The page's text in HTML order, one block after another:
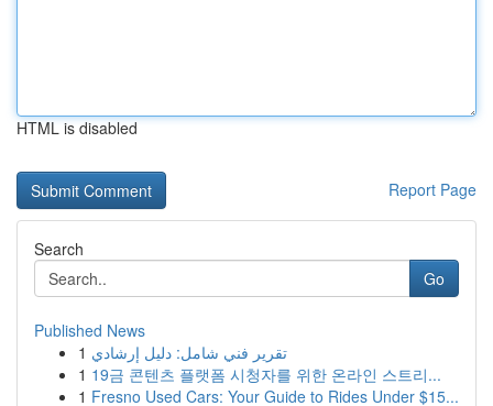
HTML is disabled
Report Page
Search
Go
Published News
1 تقرير فني شامل: دليل إرشادي
1 19금 콘텐츠 플랫폼 시청자를 위한 온라인 스트리...
1 Fresno Used Cars: Your Guide to Rides Under $15...